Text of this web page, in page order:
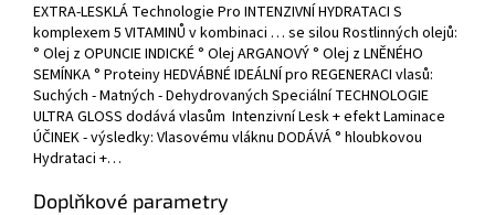
EXTRA-LESKLÁ Technologie Pro INTENZIVNÍ HYDRATACI S
komplexem 5 VITAMINŮ v kombinaci … se silou Rostlinných olejů:
° Olej z OPUNCIE INDICKÉ ° Olej ARGANOVÝ ° Olej z LNĚNÉHO
SEMÍNKA ° Proteiny HEDVÁBNÉ IDEÁLNÍ pro REGENERACI vlasů:
Suchých - Matných - Dehydrovaných Speciální TECHNOLOGIE
ULTRA GLOSS dodává vlasům Intenzivní Lesk + efekt Laminace
ÚČINEK - výsledky: Vlasovému vláknu DODÁVÁ ° hloubkovou
Hydrataci +…
Doplňkové parametry